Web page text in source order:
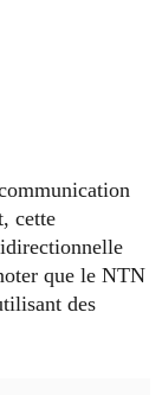
cette
que le NTN
des